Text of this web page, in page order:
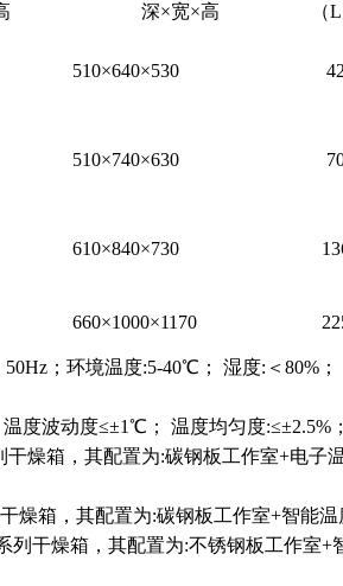
深×宽×高
（L
510×640×530 42
510×740×630
610×840×730
660×1000×1170
；环境温度:5-40℃； 湿度:＜80%；
度波动度≤±1℃； 温度均匀度:≤±2.5%
燥箱，其配置为:碳钢板工作室+电子
燥箱，其配置为:碳钢板工作室+智能温
列干燥箱，其配置为:不锈钢板工作室+